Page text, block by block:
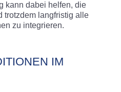
kann dabei helfen, die
trotzdem langfristig alle
zu integrieren.
IM